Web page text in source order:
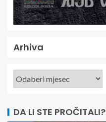
Arhiva
DA LI STE PROČITALI?